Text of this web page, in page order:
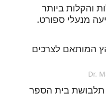
והקלות ביותר
מנעלי ספורט.
המותאם לצרכים
Dr.
תלבושת בית הספר